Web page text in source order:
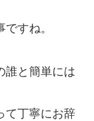
すね。
誰と簡単には
て丁寧にお辞